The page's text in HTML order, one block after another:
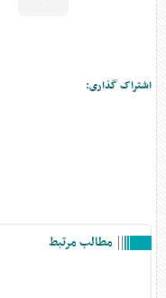
اشتراک گذاری:
مطالب مرتبط